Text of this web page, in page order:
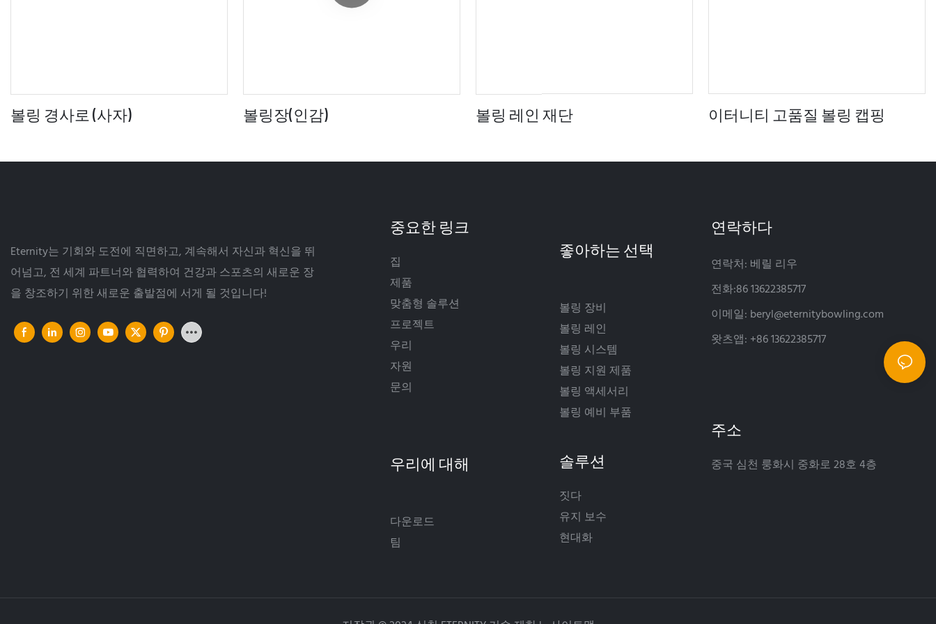
볼링 경사로 (사자) 볼링장(인감) 볼링 레인 재단 이터니티 고품질 볼링 캡핑
Eternity는 기회와 도전에 직면하고, 계속해서 자신과 혁신을 뛰
어넘고, 전 세계 파트너와 협력하여 건강과 스포츠의 새로운 장
을 창조하기 위한 새로운 출발점에 서게 될 것입니다!
중요한 링크
집
제품
맞춤형 솔루션
프로젝트
우리
자원
문의
다운로드
팀
볼링 장비
볼링 레인
볼링 시스템
볼링 지원 제품
볼링 액세서리
볼링 예비 부품
솔루션
짓다
유지 보수
현대화
연락하다
연락처: 베릴 리우
전화:86 13622385717
이메일: beryl@eternitybowling.com
왓츠앱: +86 13622385717
주소
중국 심천 룽화시 중화로 28호 4층